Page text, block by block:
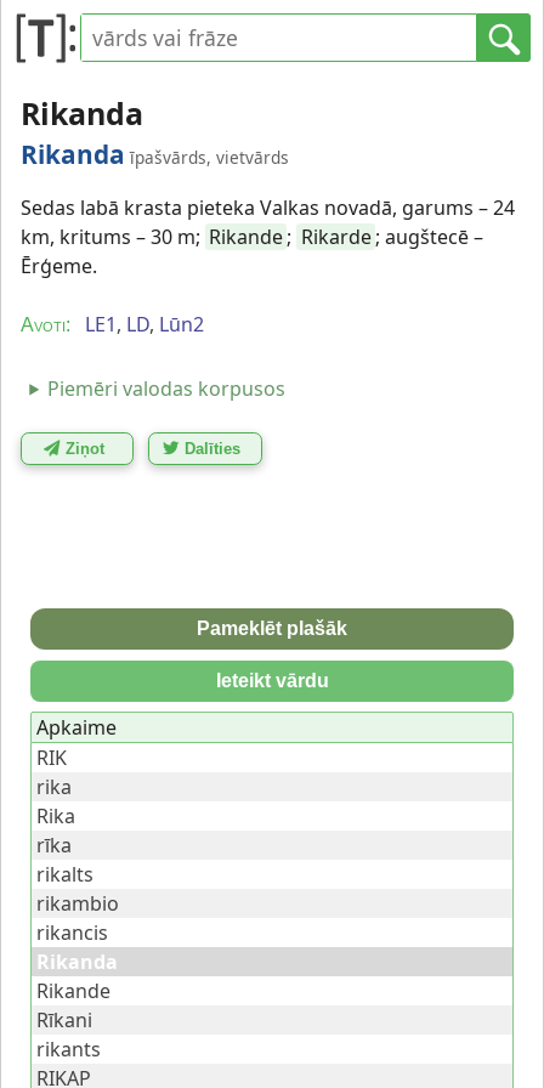
Rikanda
Rikanda īpašvārds, vietvārds
Sedas labā krasta pieteka Valkas novadā, garums – 24
km, kritums – 30 m; Rikande; Rikarde ; augštecē –
Ērģeme.
Avoti: LE1, LD, Lūn2
Piemēri valodas korpusos
Ziņot Dalīties
Pameklēt plašāk
Ieteikt vārdu
Apkaime
RIK
rika
Rika
rīka
rikalts
rikambio
rikancis
Rikanda
Rikande
Rīkani
rikants
RIKAP